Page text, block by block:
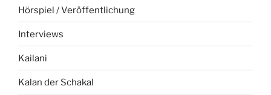
Hörspiel / Veröffentlichung
Interviews
Kailani
Kalan der Schakal